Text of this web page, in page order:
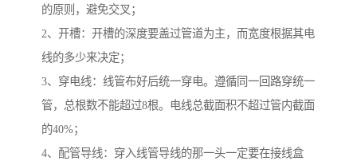
的原则，避免交叉；
2、开槽：开槽的深度要盖过管道为主，而宽度根据其电
线的多少来决定；
3、穿电线：线管布好后统一穿电。遵循同一回路穿统一
管，总根数不能超过8根。电线总截面积不超过管内截面
的40%；
4、配管导线：穿入线管导线的那一头一定要在接线盒